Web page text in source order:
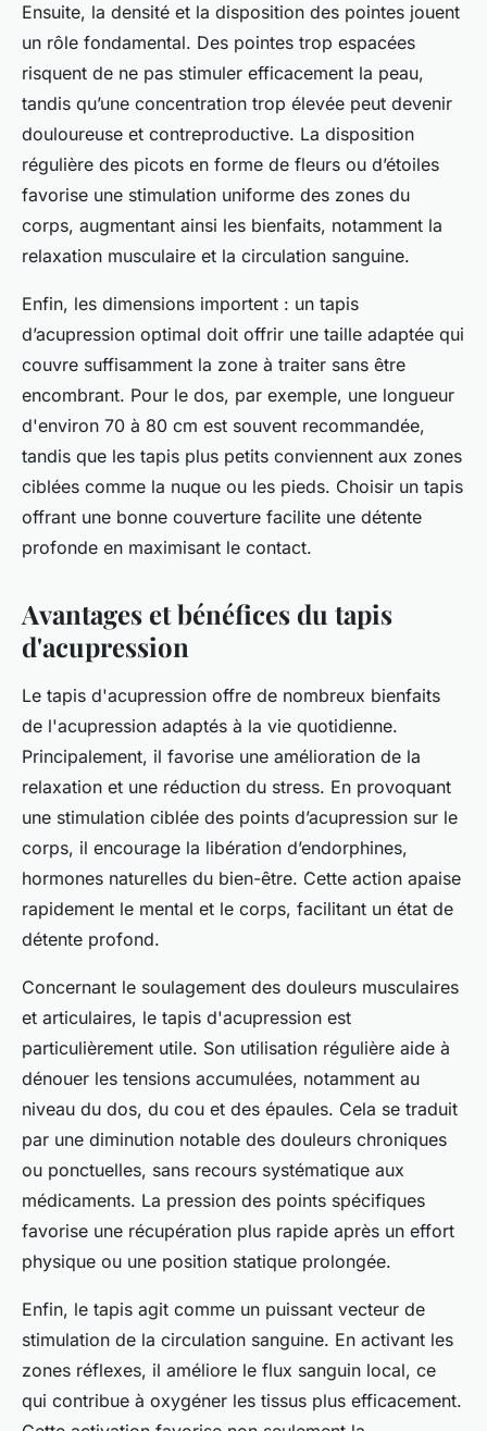
Ensuite, la densité et la disposition des pointes jouent
un rôle fondamental. Des pointes trop espacées
risquent de ne pas stimuler efficacement la peau,
tandis qu’une concentration trop élevée peut devenir
douloureuse et contreproductive. La disposition
régulière des picots en forme de fleurs ou d’étoiles
favorise une stimulation uniforme des zones du
corps, augmentant ainsi les bienfaits, notamment la
relaxation musculaire et la circulation sanguine.
Enfin, les dimensions importent : un tapis
d’acupression optimal doit offrir une taille adaptée qui
couvre suffisamment la zone à traiter sans être
encombrant. Pour le dos, par exemple, une longueur
d'environ 70 à 80 cm est souvent recommandée,
tandis que les tapis plus petits conviennent aux zones
ciblées comme la nuque ou les pieds. Choisir un tapis
offrant une bonne couverture facilite une détente
profonde en maximisant le contact.
Avantages et bénéfices du tapis
d'acupression
Le tapis d'acupression offre de nombreux bienfaits
de l'acupression adaptés à la vie quotidienne.
Principalement, il favorise une amélioration de la
relaxation et une réduction du stress. En provoquant
une stimulation ciblée des points d’acupression sur le
corps, il encourage la libération d’endorphines,
hormones naturelles du bien-être. Cette action apaise
rapidement le mental et le corps, facilitant un état de
détente profond.
Concernant le soulagement des douleurs musculaires
et articulaires, le tapis d'acupression est
particulièrement utile. Son utilisation régulière aide à
dénouer les tensions accumulées, notamment au
niveau du dos, du cou et des épaules. Cela se traduit
par une diminution notable des douleurs chroniques
ou ponctuelles, sans recours systématique aux
médicaments. La pression des points spécifiques
favorise une récupération plus rapide après un effort
physique ou une position statique prolongée.
Enfin, le tapis agit comme un puissant vecteur de
stimulation de la circulation sanguine. En activant les
zones réflexes, il améliore le flux sanguin local, ce
qui contribue à oxygéner les tissus plus efficacement.